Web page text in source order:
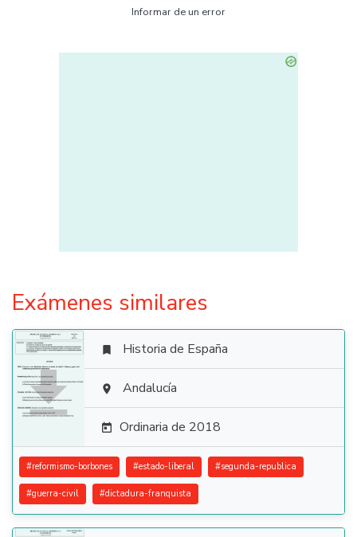
Informar de un error
Exámenes similares

 Historia de España
 Andalucía
 Ordinaria de 2018
#reformismo-borbones #estado-liberal #segunda-republica
#guerra-civil #dictadura-franquista